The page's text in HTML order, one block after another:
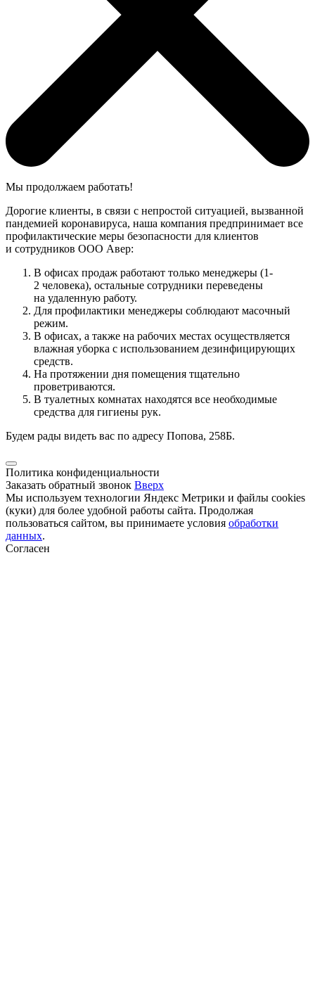
Мы продолжаем работать!
Дорогие клиенты, в связи с непростой ситуацией, вызванной
пандемией коронавируса, наша компания предпринимает все
профилактические меры безопасности для клиентов
и сотрудников ООО Авер:
В офисах продаж работают только менеджеры (1-
2 человека), остальные сотрудники переведены
на удаленную работу.
Для профилактики менеджеры соблюдают масочный
режим.
В офисах, а также на рабочих местах осуществляется
влажная уборка с использованием дезинфицирующих
средств.
На протяжении дня помещения тщательно
проветриваются.
В туалетных комнатах находятся все необходимые
средства для гигиены рук.
Будем рады видеть вас по адресу Попова, 258Б.
Политика конфиденциальности
Заказать обратный звонок Вверх
Мы используем технологии Яндекс Метрики и файлы cookies
(куки) для более удобной работы сайта. Продолжая
пользоваться сайтом, вы принимаете условия обработки
данных.
Согласен